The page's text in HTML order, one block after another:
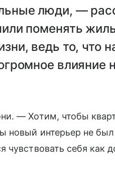
люди, —
поменять
ведь то, что
влияние
— Хотим, чтобы
новый интерьер не
чувствовать себя как